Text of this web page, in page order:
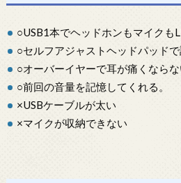
○USB1本でヘッドホンもマイクも
○セルフアジャストヘッドパッド
○オーバーイヤーで耳が痛くなら
○前回の音量を記憶してくれる。
×USBケーブルが太い
×マイクが収納できない